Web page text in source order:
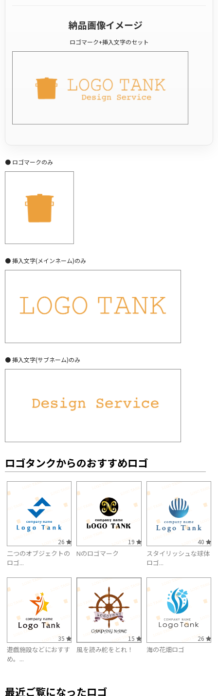
納品画像イメージ
ロゴマーク+挿入文字のセット
● ロゴマークのみ
● 挿入文字(メインネーム)のみ
● 挿入文字(サブネーム)のみ
ロゴタンクからのおすすめロゴ
26
二つのオブジェクトの
ロゴ...
19
Nのロゴマーク
40
スタイリッシュな球体
ロゴ...
35
遊戯施設などにおすす
め。...
15
風を読み舵をとれ！
26
海の花畑ロゴ
最近ご覧になったロゴ